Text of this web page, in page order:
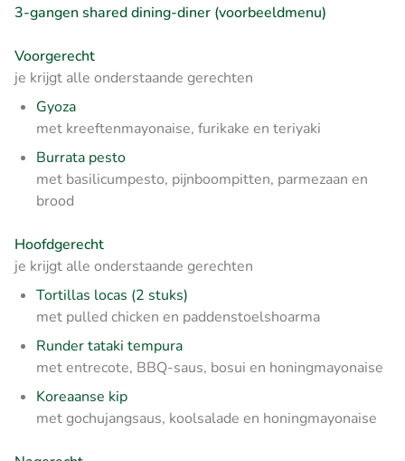
3-gangen shared dining-diner (voorbeeldmenu)
Voorgerecht
je krijgt alle onderstaande gerechten
Gyoza
met kreeftenmayonaise, furikake en teriyaki
Burrata pesto
met basilicumpesto, pijnboompitten, parmezaan en
brood
Hoofdgerecht
je krijgt alle onderstaande gerechten
Tortillas locas (2 stuks)
met pulled chicken en paddenstoelshoarma
Runder tataki tempura
met entrecote, BBQ-saus, bosui en honingmayonaise
Koreaanse kip
met gochujangsaus, koolsalade en honingmayonaise